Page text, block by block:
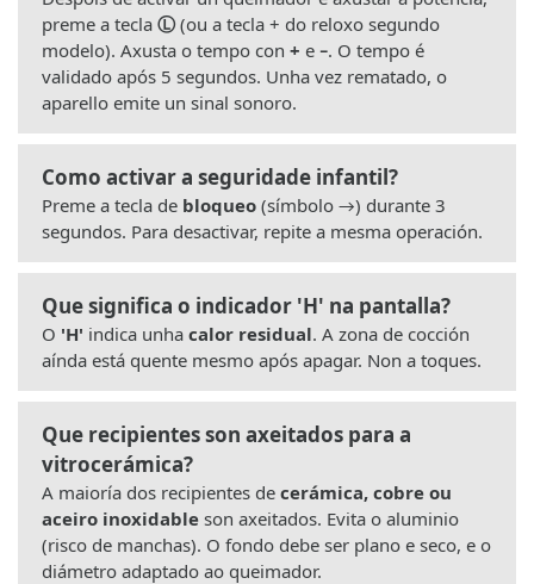
preme a tecla Ⓛ(ou a tecla + do reloxo segundo
modelo). Axusta o tempo con + e −. O tempo é
validado após 5 segundos. Unha vez rematado, o
aparello emite un sinal sonoro.
Como activar a seguridade infantil?
Preme a tecla de bloqueo (símbolo →) durante 3
segundos. Para desactivar, repite a mesma operación.
Que significa o indicador 'H' na pantalla?
O 'H' indica unha calor residual. A zona de cocción
aínda está quente mesmo após apagar. Non a toques.
Que recipientes son axeitados para a
vitrocerámica?
A maioría dos recipientes de cerámica, cobre ou
aceiro inoxidable son axeitados. Evita o aluminio
(risco de manchas). O fondo debe ser plano e seco, e o
diámetro adaptado ao queimador.